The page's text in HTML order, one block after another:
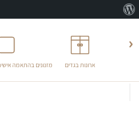
‹
ארונות בגדים מזנונים בהתאמה
לתוכן